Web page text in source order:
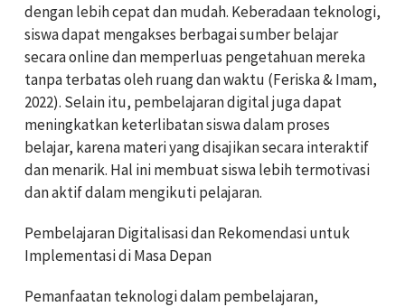
dengan lebih cepat dan mudah. Keberadaan teknologi,
siswa dapat mengakses berbagai sumber belajar
secara online dan memperluas pengetahuan mereka
tanpa terbatas oleh ruang dan waktu (Feriska & Imam,
2022). Selain itu, pembelajaran digital juga dapat
meningkatkan keterlibatan siswa dalam proses
belajar, karena materi yang disajikan secara interaktif
dan menarik. Hal ini membuat siswa lebih termotivasi
dan aktif dalam mengikuti pelajaran.
Pembelajaran Digitalisasi dan Rekomendasi untuk
Implementasi di Masa Depan
Pemanfaatan teknologi dalam pembelajaran,